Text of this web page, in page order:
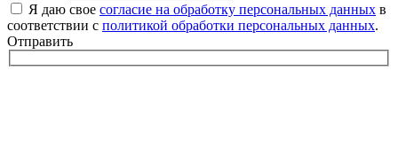
Я даю свое согласие на обработку персональных данных в
соответствии с политикой обработки персональных данных.
Отправить